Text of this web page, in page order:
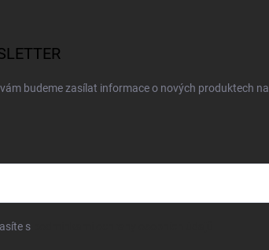
budeme zasílat informace o nových produktech na
s